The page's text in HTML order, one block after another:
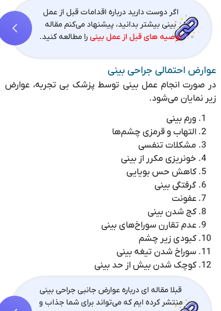
اگر دوست دارید درباره اقدامات قبل از عمل
بینی بیشتر بدانید، پیشنهاد می‌کنم مقاله
توصیه های قبل از عمل بینی را مطالعه کنید.
عوارض احتمالی جراحی بینی
در صورت انجام عمل بینی توسط پزشک بی تجربه، عوارض
زیر نمایان می‌شود.
ورم بینی
التهاب و قرمزی چشم‌ها
مشکلات تنفسی
خونریزی مکرر از بینی
کاهش حس بویایی
گرفتگی بینی
عفونت
کج شدن بینی
عدم تقارن سوراخ‌های بینی
کبودی زیر چشم
سوراخ شدن تیغه بینی
کوچک شدن بیش از حد بینی
قبلا مقاله ای درباره عوارض جانبی جراحی بینی
منتشر کرده ایم که می‌تواند برای شما جذاب و